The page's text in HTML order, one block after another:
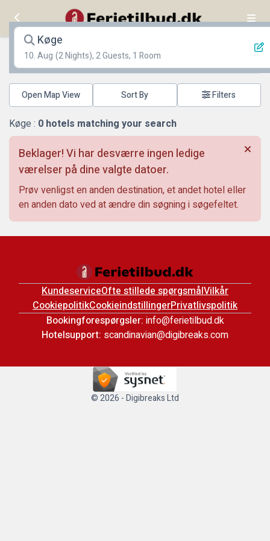
Køge
10. Aug (2 Nights), 2 Guests, 1 Room
Open Map View Filters
Køge : 0 hotels matching your search
Beklager! Vi har desværre ingen ledige
værelser på dine valgte datoer.
Prøv venligst en anden destination, et andet hotel eller
en anden dato ved at ændre din søgning i søgefeltet.
KundeserviceOfte stillede spørgsmålVilkår
CookiepolitikCookieindstillingerPrivatlivspolitik
Bookingforespørgsler: info@ferietilbud.dk
Hotelsupport: scandinavian@digibreaks.com
© 2026 - Digibreaks Ltd